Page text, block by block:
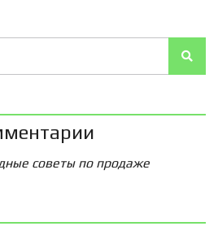
советы по продаже